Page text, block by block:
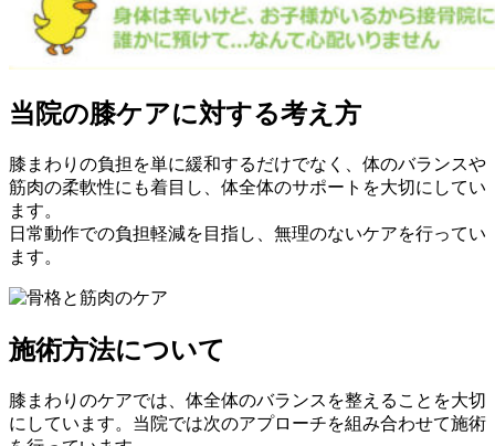
当院の膝ケアに対する考え方
膝まわりの負担を単に緩和するだけでなく、体のバランスや
筋肉の柔軟性にも着目し、体全体のサポートを大切にしてい
ます。
日常動作での負担軽減を目指し、無理のないケアを行ってい
ます。
施術方法について
膝まわりのケアでは、体全体のバランスを整えることを大切
にしています。当院では次のアプローチを組み合わせて施術